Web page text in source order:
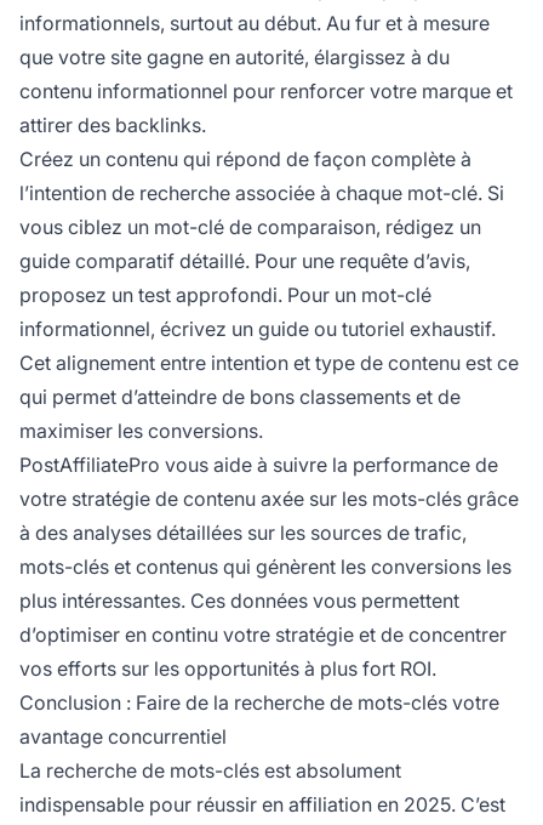
informationnels, surtout au début. Au fur et à mesure
que votre site gagne en autorité, élargissez à du
contenu informationnel pour renforcer votre marque et
attirer des backlinks.
Créez un contenu qui répond de façon complète à
l’intention de recherche associée à chaque mot-clé. Si
vous ciblez un mot-clé de comparaison, rédigez un
guide comparatif détaillé. Pour une requête d’avis,
proposez un test approfondi. Pour un mot-clé
informationnel, écrivez un guide ou tutoriel exhaustif.
Cet alignement entre intention et type de contenu est ce
qui permet d’atteindre de bons classements et de
maximiser les conversions.
PostAffiliatePro vous aide à suivre la performance de
votre stratégie de contenu axée sur les mots-clés grâce
à des analyses détaillées sur les sources de trafic,
mots-clés et contenus qui génèrent les conversions les
plus intéressantes. Ces données vous permettent
d’optimiser en continu votre stratégie et de concentrer
vos efforts sur les opportunités à plus fort ROI.
Conclusion : Faire de la recherche de mots-clés votre
avantage concurrentiel
La recherche de mots-clés est absolument
indispensable pour réussir en affiliation en 2025. C’est